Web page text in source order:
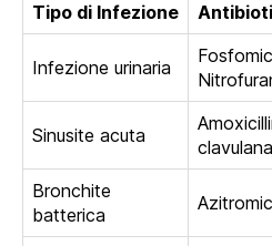
Tipo di Infezione
Infezione urinaria
Sinusite acuta
Bronchite
batterica